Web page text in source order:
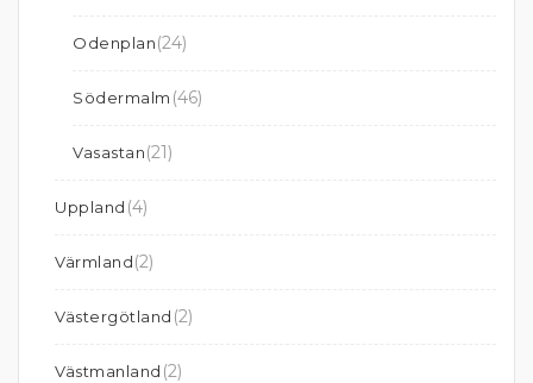
Odenplan(24)
Södermalm (46)
Vasastan(21)
Uppland (4)
Värmland(2)
Västergötland (2)
Västmanland (2)